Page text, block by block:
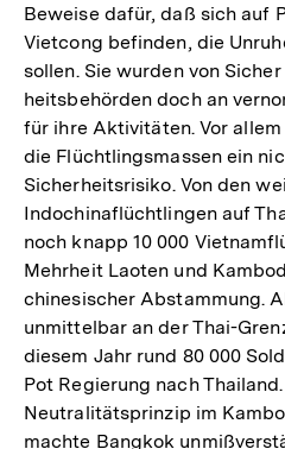
Beweise dafür, daß sich auf
Vietcong befinden, die
sollen. Sie wurden von
heitsbehörden doch an
für ihre Aktivitäten. Vor
die Flüchtlingsmassen ein
Sicherheitsrisiko. Von den
Indochinaflüchtlingen auf
noch knapp 10 000
Mehrheit Laoten und
chinesischer Abstammung.
unmittelbar an der Thai-
diesem Jahr rund 80 000
Pot Regierung nach
Neutralitätsprinzip im
machte Bangkok